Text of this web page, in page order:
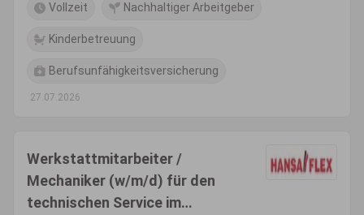
Vollzeit Nachhaltiger Arbeitgeber
Kinderbetreuung
Berufsunfähigkeitsversicherung
27.07.2026
Werkstattmitarbeiter /
Mechaniker (w/m/d) für den
technischen Service im